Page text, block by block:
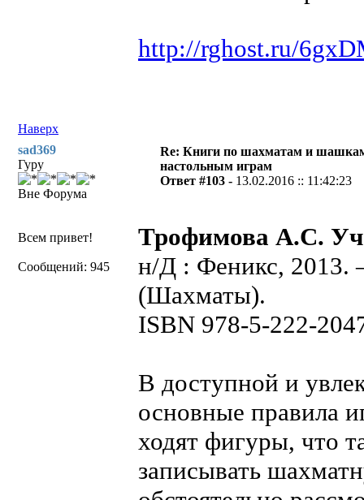
http://rghost.ru/
Наверх
sad369
Гуру
Вне Форума
Всем привет!
Сообщений: 945
Re: Книги по шахматам и
настольным играм
Ответ #103 - 13.02.2016 :: 11:42:23
Трофимова А.С.
н/Д : Феникс,
(Шахматы).
ISBN 978-5-222-
В доступной и
основные правила
ходят фигуры, что
записывать